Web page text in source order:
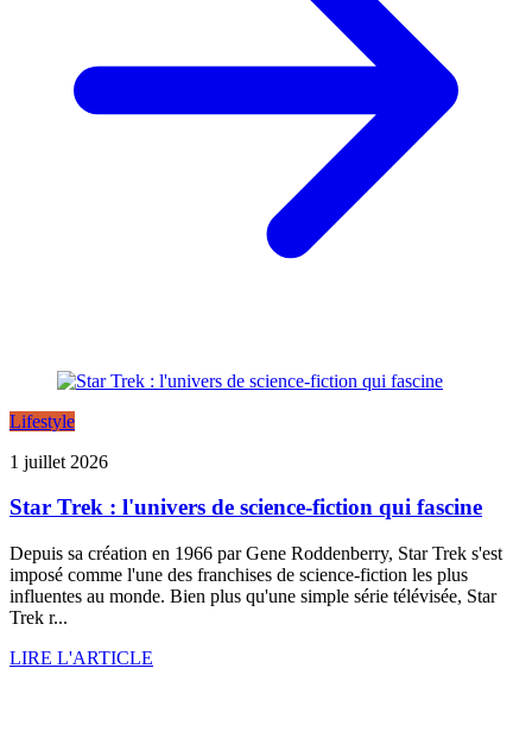
Lifestyle
1 juillet 2026
Star Trek : l'univers de science-fiction qui fascine
Depuis sa création en 1966 par Gene Roddenberry, Star Trek s'est
imposé comme l'une des franchises de science-fiction les plus
influentes au monde. Bien plus qu'une simple série télévisée, Star
Trek r...
LIRE L'ARTICLE